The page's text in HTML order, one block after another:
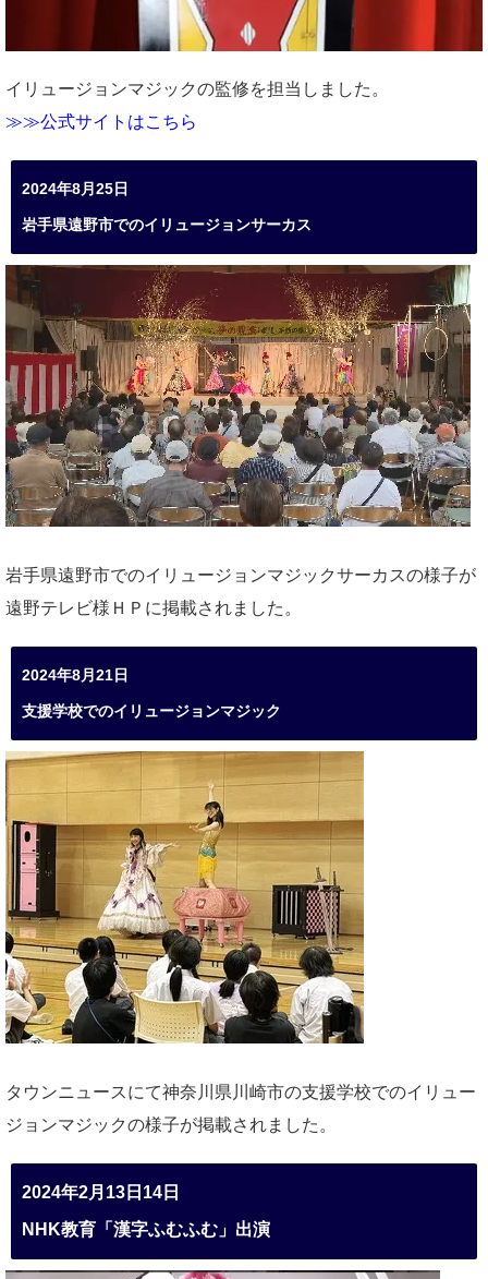
イリュージョンマジックの監修を担当しました。
≫≫公式サイトはこちら
2024年8月25日
岩手県遠野市でのイリュージョンサーカス
岩手県遠野市でのイリュージョンマジックサーカスの様子が
遠野テレビ様ＨＰに掲載されました。
2024年8月21日
支援学校でのイリュージョンマジック
タウンニュースにて神奈川県川崎市の支援学校でのイリュー
ジョンマジックの様子が掲載されました。
2024年2月13日14日
NHK教育「漢字ふむふむ」出演